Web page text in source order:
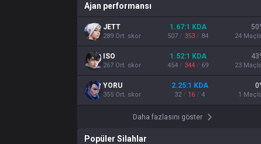
Ajan performansı
JETT
289 Ort. skor
1.67:1 KDA
507 / 353 / 84
50
24
ISO
267 Ort. skor
1.52:1 KDA
454 / 344 / 69
43
23
YORU
355 Ort. skor
2.25:1 KDA
32 / 16 / 4
0
1
Daha fazlasını göster
Popüler Silahlar